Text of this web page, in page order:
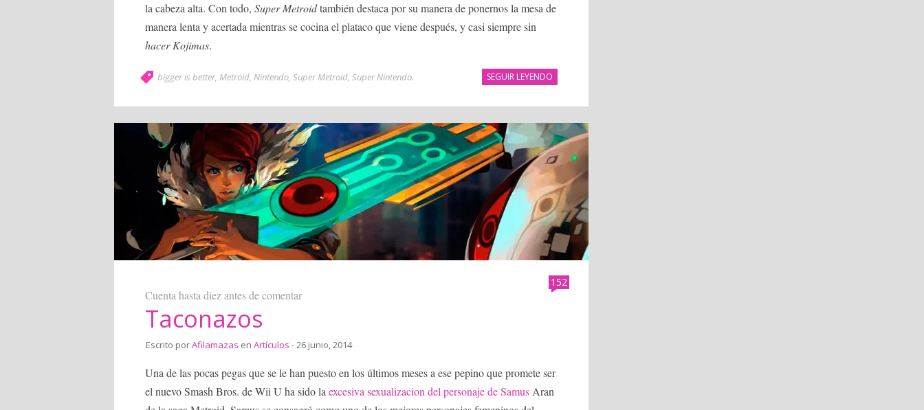
la cabeza alta. Con todo, Super Metroidtambién destaca por su manera de ponernos la mesa de
manera lenta y acertada mientras se cocina el plataco que viene después, y casi siempre sin
hacer Kojimas.
SEGUIR LEYENDO
bigger is better, Metroid, Nintendo, Super Metroid, Super Nintendo.
152
Cuenta hasta diez antes de comentar
Taconazos
Escrito porAfilamazas en Artículos - 26 junio, 2014
Una de las pocas pegas que se le han puesto en los últimos meses a ese pepino que promete ser
el nuevo Smash Bros. de Wii U ha sido la excesiva sexualizacion del personaje de Samus Aran